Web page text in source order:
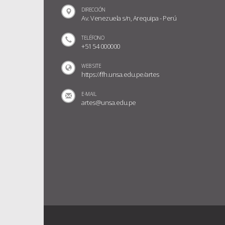
DIRECCIÓN
Av. Venezuela s/n, Arequipa - Perú
TELÉFONO
+51 54 000000
WEB SITE
https://ffh.unsa.edu.pe/artes
E-MAIL
artes@unsa.edu.pe